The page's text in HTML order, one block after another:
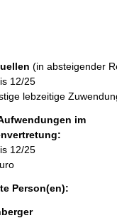
(in absteigender
12/25
lebzeitige
im
12/25
Person(en):